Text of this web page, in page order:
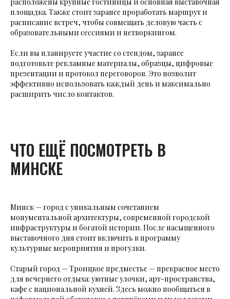
площадка. Также стоит заранее проработать маршрут и
расписание встреч, чтобы совмещать деловую часть с
образовательными сессиями и нетворкингом.
Если вы планируете участие со стендом, заранее
подготовьте рекламные материалы, образцы, цифровые
презентации и протокол переговоров. Это позволит
эффективно использовать каждый день и максимально
расширить число контактов.
ЧТО ЕЩЁ ПОСМОТРЕТЬ В
МИНСКЕ
Минск — город с уникальным сочетанием
монументальной архитектуры, современной городской
инфраструктуры и богатой истории. После насыщенного
выставочного дня стоит включить в программу
культурные мероприятия и прогулки.
Старый город — Троицкое предместье — прекрасное место
для вечернего отдыха: уютные улочки, арт-пространства,
кафе с национальной кухней. Здесь можно пообщаться в